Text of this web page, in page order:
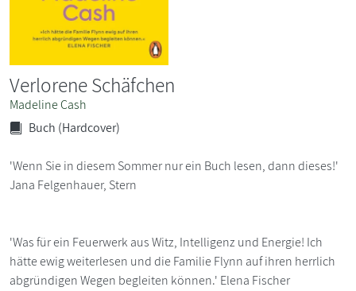
Verlorene Schäfchen
Madeline Cash
Buch (Hardcover)
'Wenn Sie in diesem Sommer nur ein Buch lesen, dann dieses!'
Jana Felgenhauer, Stern
'Was für ein Feuerwerk aus Witz, Intelligenz und Energie! Ich
hätte ewig weiterlesen und die Familie Flynn auf ihren herrlich
abgründigen Wegen begleiten können.' Elena Fischer